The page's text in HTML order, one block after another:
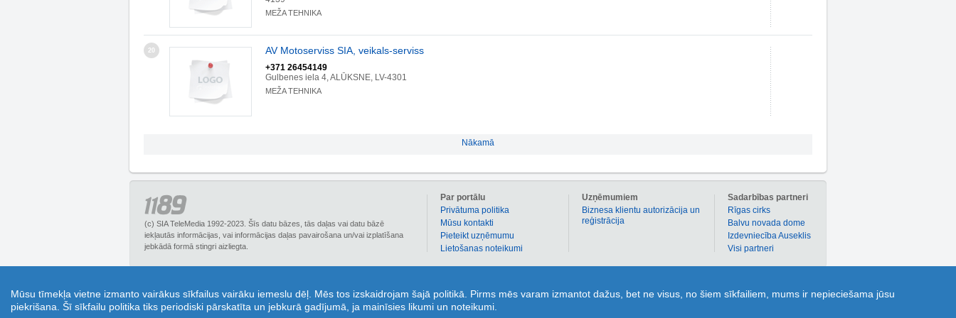
Mūsu tīmekļa vietne izmanto vairākus sīkfailus vairāku iemeslu dēļ. Mēs tos izskaidrojam šajā politikā. Pirms mēs varam izmantot dažus, bet ne visus, no šiem sīkfailiem, mums ir nepieciešama jūsu
piekrišana. Šī sīkfailu politika tiks periodiski pārskatīta un jebkurā gadījumā, ja mainīsies likumi un noteikumi.
MEŽA TEHNIKA
20 AV Motoserviss SIA, veikals-serviss
+371 26454149
Gulbenes iela 4, ALŪKSNE, LV-4301
MEŽA TEHNIKA
Nākamā
(c) SIA TeleMedia 1992-2023. Šīs datu bāzes, tās daļas vai datu bāzē
iekļautās informācijas, vai informācijas daļas pavairošana un/vai izplatīšana
jebkādā formā stingri aizliegta.
Sadarbības partneri
Rīgas cirks
Balvu novada dome
Izdevniecība Auseklis
Visi partneri
Uzņēmumiem
Biznesa klientu autorizācija un
reģistrācija
Par portālu
Privātuma politika
Mūsu kontakti
Pieteikt uzņēmumu
Lietošanas noteikumi
1189.lv – Biznesa uzziņu portāls, piedāvā plašu informāciju par vairāk nekā 90 000 Latvijas uzņēmumiem. 1189.lv sadaļā kuponi ir pieejami atlaižu kuponi dažādām precēm un pakalpojumiem!
Tā ir lieliska iespēja ietaupīt un izmantot kuponus individuāli, bez termiņa ierobežojumiem un kolektīvās ažiotāžās! Sadaļa „Jautājumi un atbildes” dod iespēju katram 1189.lv lietotājam uzdot
jautājumus online režīmā un saņemt padomus un atbildes no portāla lietotājiem un zvanu centra 1189 ekspertiem! Sadaļa „Karte’ – ērtai un parocīgai dažādu objektu, t.sk. sabiedriskā